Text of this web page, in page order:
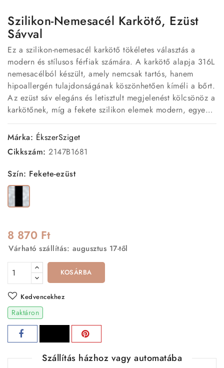
Szilikon-Nemesacél Karkötő, Ezüst
Sávval
Ez a szilikon-nemesacél karkötő tökéletes választás a
modern és stílusos férfiak számára. A karkötő alapja 316L
nemesacélból készült, amely nemcsak tartós, hanem
hipoallergén tulajdonságának köszönhetően kíméli a bőrt.
Az ezüst sáv elegáns és letisztult megjelenést kölcsönöz a
karkötőnek, míg a fekete szilikon elemek modern, egyedi
hatást kelt.
Márka: ÉkszerSziget
Cikkszám: 2147B1681
Szín: Fekete-ezüst
Fekete-
ezüst
8 870 Ft
Várható szállítás: augusztus 17-től
KOSÁRBA
Kedvencekhez
Raktáron
Szállítás házhoz vagy automatába